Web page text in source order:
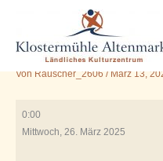
springen
17.00 Uhr /
im
VonRauscher_2606/März 13,
0:00
Mittwoch, 26. März 2025